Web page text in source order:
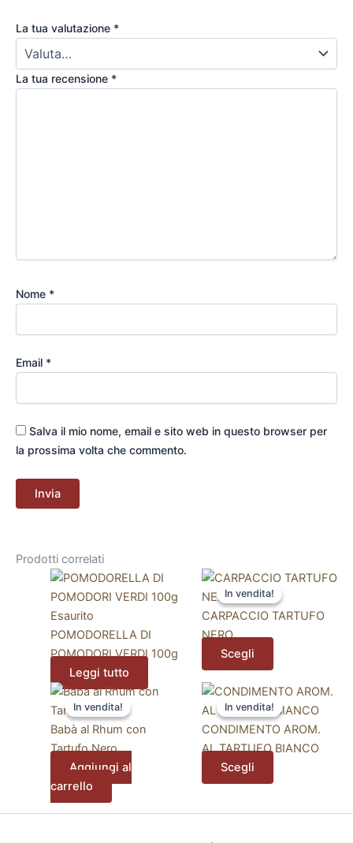
La tua valutazione *
La tua recensione *
Nome *
Email *
Salva il mio nome, email e sito web in questo browser per
la prossima volta che commento.
Prodotti correlati
Esaurito
POMODORELLA DI
POMODORI VERDI 100g
Leggi tutto
In vendita!
In vendita!
CARPACCIO TARTUFO
NERO
Scegli
Questo
prodotto
ha
più
Le
opzioni
possono
essere
scelte
pagina
In vendita!
In vendita!
Babà al Rhum con
Tartufo Nero
Aggiungi al
carrello
In vendita!
In vendita!
CONDIMENTO AROM.
AL TARTUFO BIANCO
Scegli
Questo
prodotto
ha
più
Le